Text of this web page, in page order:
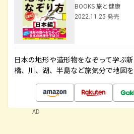
BOOKS 旅と健康
2022.11.25 発売
日本の地形や造形物をなぞって学ぶ
橋、川、湖、半島など旅気分で地図
AD